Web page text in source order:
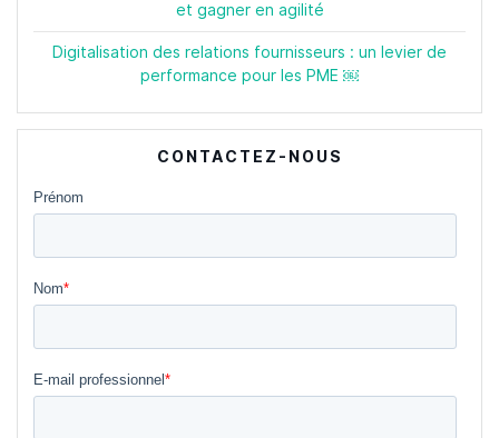
et gagner en agilité
Digitalisation des relations fournisseurs : un levier de
performance pour les PME ￼
CONTACTEZ-NOUS